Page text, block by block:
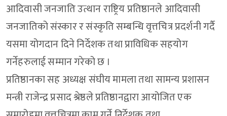
आदिवासी जनजाति उत्थान राष्ट्रिय प्रतिष्ठानले आदिवासी
जनजातिको संस्कार र संस्कृति सम्बन्धि वृत्तचित्र प्रदर्शनी गर्दै
यसमा योगदान दिने निर्देशक तथा प्राविधिक सहयोग
गर्नेहरुलाई सम्मान गरेको छ ।
प्रतिष्ठानका सह अध्यक्ष संघीय मामला तथा सामन्य प्रशासन
मन्त्री राजेन्द्र प्रसाद श्रेष्ठले प्रतिष्ठानद्वारा आयोजित एक